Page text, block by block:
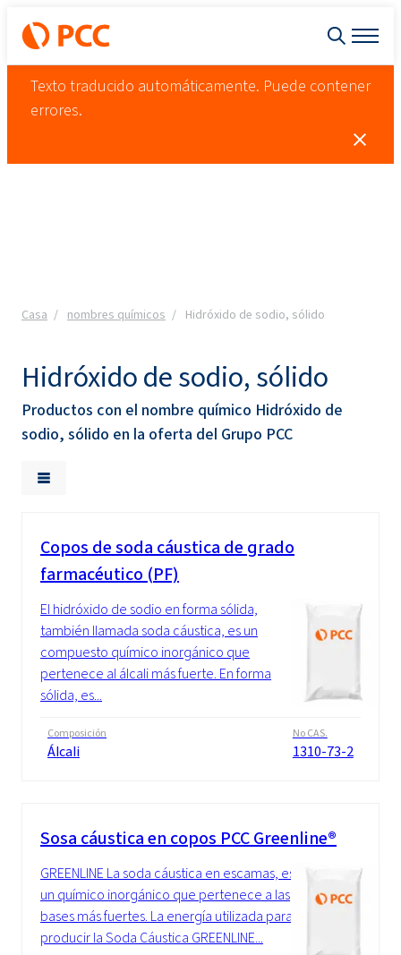
Texto traducido automáticamente. Puede contener
errores.
Casa nombres químicos Hidróxido de sodio, sólido
Hidróxido de sodio, sólido
Productos con el nombre químico Hidróxido de
sodio, sólido en la oferta del Grupo PCC
Copos de soda cáustica de grado
farmacéutico (PF)
El hidróxido de sodio en forma sólida,
también llamada soda cáustica, es un
compuesto químico inorgánico que
pertenece al álcali más fuerte. En forma
sólida, es...
Composición
Álcali
No CAS.
1310-73-2
Sosa cáustica en copos PCC Greenline®
GREENLINE La soda cáustica en escamas, es
un químico inorgánico que pertenece a las
bases más fuertes. La energía utilizada para
producir la Soda Cáustica GREENLINE...